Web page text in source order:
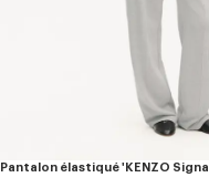
Pantalon élastiqué 'KENZO